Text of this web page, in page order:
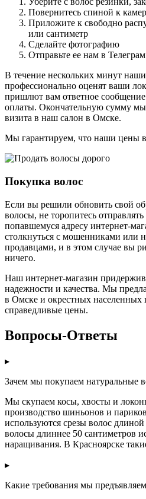
Повернитесь спиной к
Приложите к свободно
или сантиметр
Сделайте фотографию
Отправьте ее нам в
В течение нескольких минут
профессионально оценят ваши
пришлют вам ответное
оплаты. Окончательную сумму
визита в наш салон в Омске.
Мы гарантируем, что наши цены
Покупка волос
Если вы решили обновить свой
волосы, не торопитесь
попавшемуся адресу интернет-
столкнуться с мошенниками или
продавцами, и в этом случае вы
ничего.
Наш интернет-магазин
надежности и качества. Мы
в Омске и окрестных населенных
справедливые цены.
Вопросы-Ответы
▸
Зачем мы покупаем натуральные
Мы скупаем косы, хвосты и
производство шиньонов и
используются срезы волос
волосы длиннее 50 сантиметров
наращивания. В Красноярске
▸
Какие требования мы